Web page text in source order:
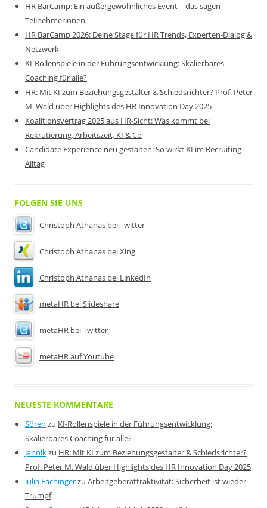
HR BarCamp: Ein außergewöhnliches Event – das sagen
Teilnehmerinnen
HR BarCamp 2026: Deine Stage für HR Trends, Experten-Dialog &
Netzwerk
KI-Rollenspiele in der Führungsentwicklung: Skalierbares
Coaching für alle?
HR: Mit KI zum Beziehungsgestalter & Schiedsrichter? Prof. Peter
M. Wald über Highlights des HR Innovation Day 2025
Koalitionsvertrag 2025 aus HR-Sicht: Was kommt bei
Rekrutierung, Arbeitszeit, KI & Co
Candidate Experience neu gestalten: So wirkt KI im Recruiting-
Alltag
FOLGEN SIE UNS
Christoph Athanas bei Twitter
Christoph Athanas bei Xing
Christoph Athanas bei LinkedIn
metaHR bei Slideshare
metaHR bei Twitter
metaHR auf Youtube
NEUESTE KOMMENTARE
Sören zu KI-Rollenspiele in der Führungsentwicklung:
Skalierbares Coaching für alle?
Jannikzu HR: Mit KI zum Beziehungsgestalter & Schiedsrichter?
Prof. Peter M. Wald über Highlights des HR Innovation Day 2025
Julia Fachingerzu Arbeitgeberattraktivität: Sicherheit ist wieder
Trumpf